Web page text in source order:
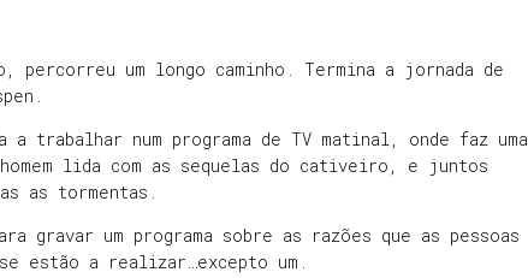
percorreu um longo caminho. Termina a jornada de
a trabalhar num programa de TV matinal, onde faz uma
lida com as sequelas do cativeiro, e juntos
as tormentas.
gravar um programa sobre as razões que as pessoas
estão a realizar…excepto um.